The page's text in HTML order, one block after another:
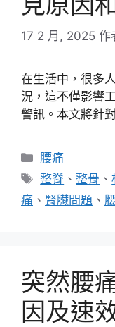
17 2 月, 2025 作
在生活中，很多
況，這不僅影響
警訊。本文將針
分
類
腰痛
標
籤
整脊 、整骨 、
痛 、 腎臟問題 、
突然腰
因及速